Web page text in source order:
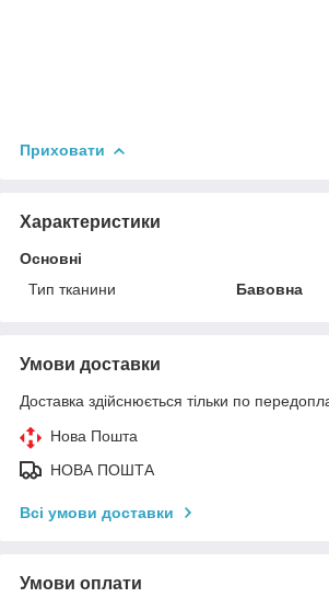
Приховати
Характеристики
Основні
Тип тканини
Бавовна
Умови доставки
Доставка здійснюється тільки по
Нова Пошта
НОВА ПОШТА
Всі умови доставки
Умови оплати